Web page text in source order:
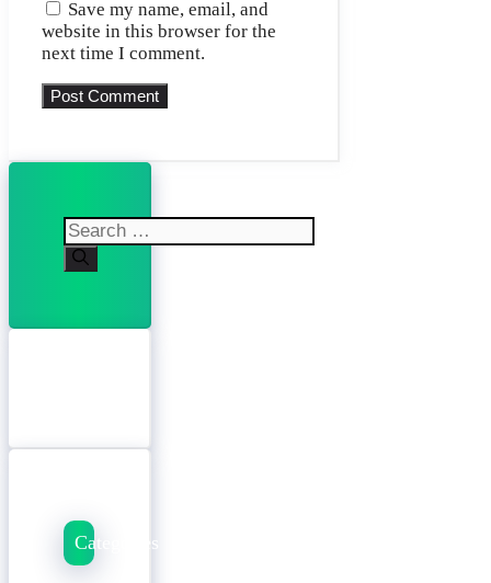
Save my name, email, and
website in this browser for the
next time I comment.
Search
for:
Categories